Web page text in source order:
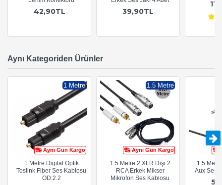
42,90TL 39,90TL
Aynı Kategoriden Ürünler
Aynı Gün Kargo
1 Metre
1 Metre Digital Optik
Toslink Fiber Ses Kablosu
OD:2.2
Aynı Gün Kargo
1.5 Metre
1.5 Metre 2 XLR Dişi 2
RCA Erkek Mikser
Mikrofon Ses Kablosu
1.5
Aux Ses